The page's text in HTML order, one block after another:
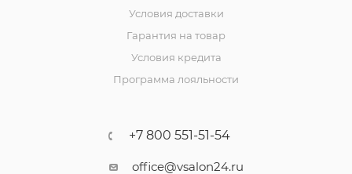
Условия доставки
Гарантия на товар
Условия кредита
Программа лояльности
+7 800 551-51-54
office@vsalon24.ru